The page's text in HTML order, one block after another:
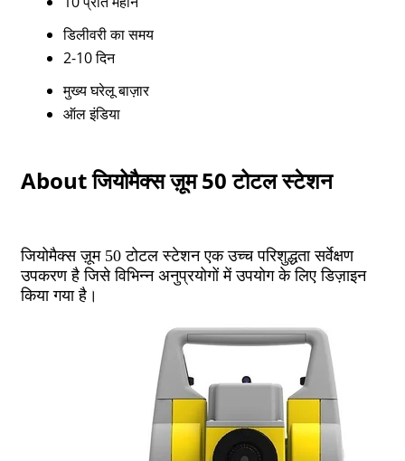
डिलीवरी का समय
2-10 दिन
मुख्य घरेलू बाज़ार
ऑल इंडिया
About जियोमैक्स ज़ूम 50 टोटल स्टेशन
जियोमैक्स ज़ूम 50 टोटल स्टेशन एक उच्च परिशुद्धता सर्वेक्षण
उपकरण है जिसे विभिन्न अनुप्रयोगों में उपयोग के लिए डिज़ाइन
किया गया है।